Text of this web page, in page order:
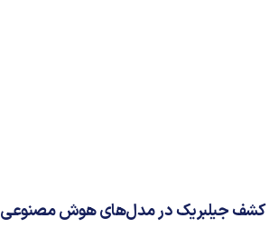
کشف جیلبریک در مدل‌های هوش مصنوعی